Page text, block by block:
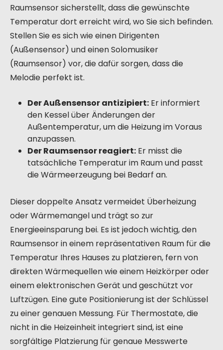
Raumsensor sicherstellt, dass die gewünschte
Temperatur dort erreicht wird, wo Sie sich befinden.
Stellen Sie es sich wie einen Dirigenten
(Außensensor) und einen Solomusiker
(Raumsensor) vor, die dafür sorgen, dass die
Melodie perfekt ist.
Der Außensensor antizipiert: Er informiert
den Kessel über Änderungen der
Außentemperatur, um die Heizung im Voraus
anzupassen.
Der Raumsensor reagiert: Er misst die
tatsächliche Temperatur im Raum und passt
die Wärmeerzeugung bei Bedarf an.
Dieser doppelte Ansatz vermeidet Überheizung
oder Wärmemangel und trägt so zur
Energieeinsparung bei. Es ist jedoch wichtig, den
Raumsensor in einem repräsentativen Raum für die
Temperatur Ihres Hauses zu platzieren, fern von
direkten Wärmequellen wie einem Heizkörper oder
einem elektronischen Gerät und geschützt vor
Luftzügen. Eine gute Positionierung ist der Schlüssel
zu einer genauen Messung. Für Thermostate, die
nicht in die Heizeinheit integriert sind, ist eine
sorgfältige Platzierung für genaue Messwerte